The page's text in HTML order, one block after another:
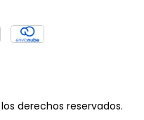
derechos reservados.